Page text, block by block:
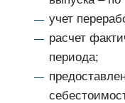
учет
расчет
периода;